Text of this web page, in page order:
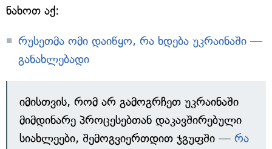
ნახოთ აქ:
რუსეთმა ომი დაიწყო, რა ხდება უკრაინაში —
განახლებადი
იმისთვის, რომ არ გამოგრჩეთ უკრაინაში
მიმდინარე პროცესებთან დაკავშირებული
სიახლეები, შემოგვიერთდით ჯგუფში — რა